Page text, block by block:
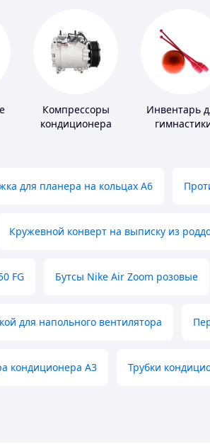
Компрессоры
кондиционера
Инвентарь
для планера на кольцах А6
Кружевной конверт на выписку из
FG Бутсы Nike Air Zoom розовые
для напольного вентилятора
кондиционера А3 Трубки